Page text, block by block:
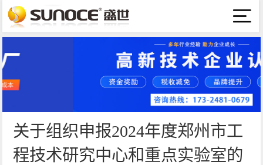
关于组织申报2024年度郑州市工
程技术研究中心和重点实验室的